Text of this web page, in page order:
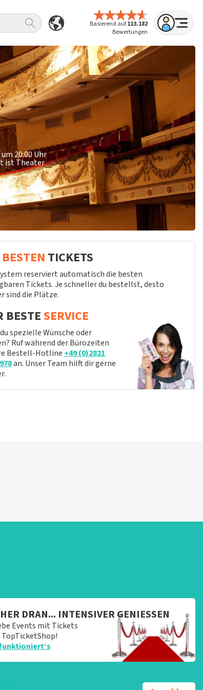
Basierend auf113.182
Bewertungen
20:00 Uhr
ist Theater
BESTEN TICKETS
reserviert automatisch die besten
Tickets. Je schneller du bestellst, desto
sind die Plätze.
BESTESERVICE
spezielle Wünsche oder
Ruf während der Bürozeiten
Bestell-Hotline +49 (0)2821
an. Unser Team hilft dir gerne
DRAN... INTENSIVER GENIESSEN
Events mit Tickets